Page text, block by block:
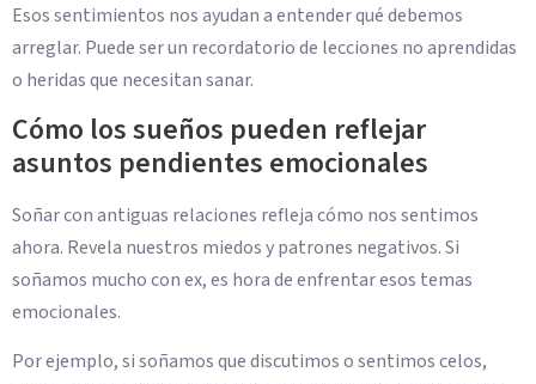
Esos sentimientos nos ayudan a entender qué debemos
arreglar. Puede ser un recordatorio de lecciones no aprendidas
o heridas que necesitan sanar.
Cómo los sueños pueden reflejar
asuntos pendientes emocionales
Soñar con antiguas relaciones refleja cómo nos sentimos
ahora. Revela nuestros miedos y patrones negativos. Si
soñamos mucho con ex, es hora de enfrentar esos temas
emocionales.
Por ejemplo, si soñamos que discutimos o sentimos celos,